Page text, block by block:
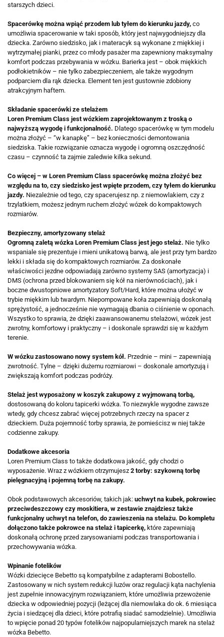
starszych dzieci.
Spacerówkę można wpiąć przodem lub tyłem do kierunku jazdy, co
umożliwia spacerowanie w taki sposób, który jest najwygodniejszy dla
dziecka. Zarówno siedzisko, jak i materacyk są wykonane z miękkiej i
wytrzymałej pianki, przez co młody pasażer ma zapewniony maksymalny
komfort podczas przebywania w wózku. Barierka jest – obok miękkich
podłokietników – nie tylko zabezpieczeniem, ale także wygodnym
podparciem dla rąk dziecka. Element ten jest gustownie zdobiony
atrakcyjnym haftem.
Składanie spacerówki ze stelażem
Loren Premium Class jest wózkiem zaprojektowanym z troską o
najwyższą wygodę i funkcjonalność. Dlatego spacerówkę w tym modelu
można złożyć – “w kanapkę” – bez konieczności demontowania
siedziska. Takie rozwiązanie oznacza wygodę i ogromną oszczędność
czasu – czynność ta zajmie zaledwie kilka sekund.
Co więcej – w Loren Premium Class spacerówkę można złożyć bez
względu na to, czy siedzisko jest wpięte przodem, czy tyłem do kierunku
jazdy. Niezależnie od tego, czy spacerujesz np. z niemowlakiem, czy z
trzylatkiem, możesz jednym ruchem złożyć wózek do kompaktowych
rozmiarów.
Bezpieczny, amortyzowany stelaż
Ogromną zaletą wózka Loren Premium Class jest jego stelaż. Nie tylko
wspaniale się prezentuje i mieni unikatową barwą, ale jest przy tym bardzo
lekki i składa się do kompaktowych rozmiarów. Za doskonałe
właściwości jezdne odpowiadają zarówno systemy SAS (amortyzacja) i
DMS (ochrona przed blokowaniem się kół na nierównościach), jak i
boczne dwustopniowe amortyzatory Soft/Hard, które można ułożyć w
trybie miękkim lub twardym. Niepompowane koła zapewniają doskonałą
sprężystość, a jednocześnie nie wymagają dbania o ciśnienie w oponach.
Wszystko to sprawia, że dzięki zaawansowanemu stelażowi, wózek jest
zwrotny, komfortowy i praktyczny – i doskonale sprawdzi się w każdym
terenie.
W wózku zastosowano nowy system kół. Przednie – mini – zapewniają
zwrotność. Tylne – dzięki dużemu rozmiarowi – doskonale amortyzują i
zwiększają komfort podczas podróży.
Stelaż jest wyposażony w koszyk zakupowy z wyjmowaną torbą,
dostosowaną do koloru tapicerki wózka. To niezwykle wygodne zawsze
wtedy, gdy chcesz zabrać więcej potrzebnych rzeczy na spacer z
dzieckiem. Duża pojemność torby sprawia, że pomieścisz w niej także
codzienne zakupy.
Dodatkowe akcesoria
Loren Premium Class to także dodatkowa jakość, gdy chodzi o
wyposażenie. Wraz z wózkiem otrzymujesz 2 torby: szykowną torbę
pielęgnacyjną i pojemną torbę na zakupy.
Obok podstawowych akcesoriów, takich jak: uchwyt na kubek, pokrowiec
przeciwdeszczowy czy moskitiera, w zestawie znajdziesz także
funkcjonalny uchwyt na telefon, do zawieszenia na stelażu. Do kompletu
dołączono także pokrowce na stelaż i tapicerkę, które zapewniają
doskonałą ochronę przed zarysowaniami podczas transportowania i
przechowywania wózka.
Wpinanie fotelików
Wózki dziecięce Bebetto są kompatybilne z adapterami Bobostello.
Zastosowany w nich system redukcji luzów oraz regulacji kąta nachylenia
jest zupełnie innowacyjnym rozwiązaniem, które umożliwia przewożenie
dziecka w odpowiedniej pozycji (leżącej dla niemowlaka do ok. 6 miesiąca
życia i siedzącej dla dzieci, które potrafią siadać samodzielnie). Umożliwia
to wpięcie ponad 20 typów fotelików najpopularniejszych marek na stelaż
wózka Bebetto.